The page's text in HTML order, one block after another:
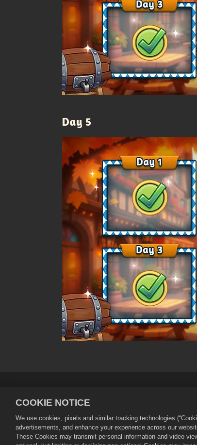
Day 5
Zynga, Inc. Merge
Dükkânı Zynga, Inc.
değişir.
COOKIE NOTICE
We use cookies, pixels and similar tracking technologies
advertisements, and enhance your experience across our
These Cookies may transmit personal information and video